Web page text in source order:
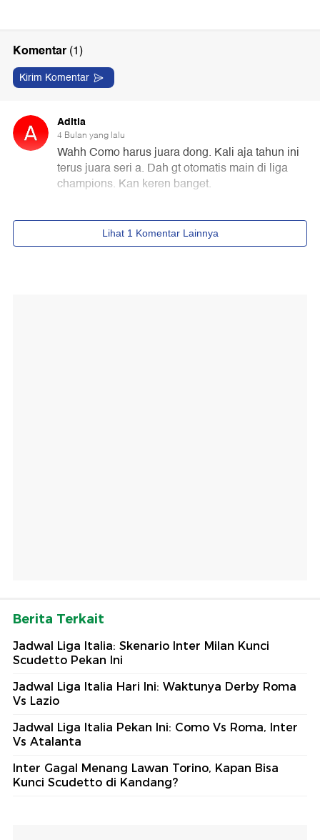
Berita Terkait
Jadwal Liga Italia: Skenario Inter Milan Kunci
Scudetto Pekan Ini
Jadwal Liga Italia Hari Ini: Waktunya Derby Roma
Vs Lazio
Jadwal Liga Italia Pekan Ini: Como Vs Roma, Inter
Vs Atalanta
Inter Gagal Menang Lawan Torino, Kapan Bisa
Kunci Scudetto di Kandang?